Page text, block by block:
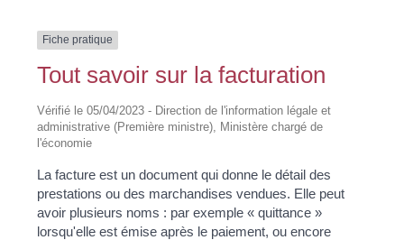
Fiche pratique
Tout savoir sur la facturation
Vérifié le 05/04/2023 - Direction de l'information légale et
administrative (Première ministre), Ministère chargé de
l'économie
La facture est un document qui donne le détail des
prestations ou des marchandises vendues. Elle peut
avoir plusieurs noms : par exemple « quittance »
lorsqu'elle est émise après le paiement, ou encore